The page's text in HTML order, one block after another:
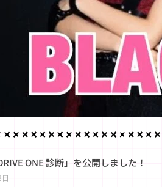
ONE 診断」を公開しました！